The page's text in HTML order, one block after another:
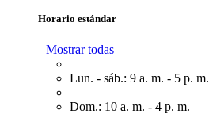
Horario estándar
Mostrar todas
Lun. - sáb.: 9 a. m. - 5 p. m.
Dom.: 10 a. m. - 4 p. m.